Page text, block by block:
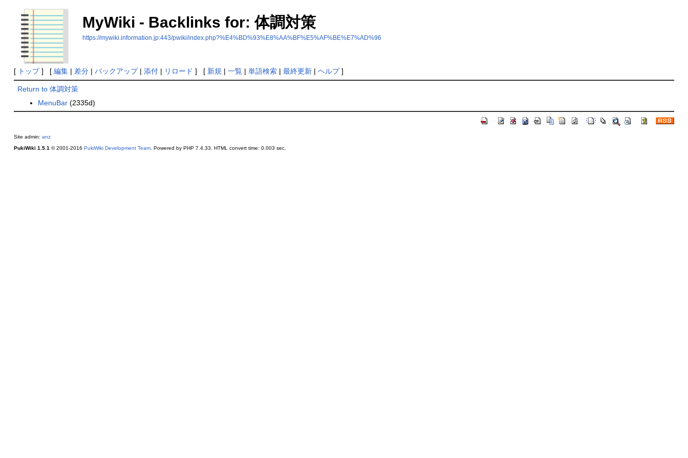
MyWiki - Backlinks for: 体調対策
https://mywiki.information.jp:443/pwiki/index.php?%E4%BD%93%E8%AA%BF%E5%AF%BE%E7%AD%96
[ トップ] [ 編集| 差分| バックアップ| 添付| リロード ] [ 新規 | 一覧| 単語検索| 最終更新| ヘルプ]
Return to 体調対策
MenuBar (2335d)
Site admin: anz
PukiWiki 1.5.1 © 2001-2016 PukiWiki Development Team. Powered by PHP 7.4.33. HTML convert time: 0.003 sec.